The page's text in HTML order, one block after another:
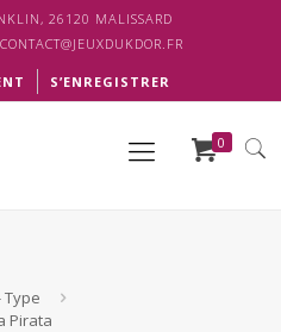
26120 MALISSARD
CONTACT@JEUXDUKDOR.FR
S’ENREGISTRER
0
Type
Pirata